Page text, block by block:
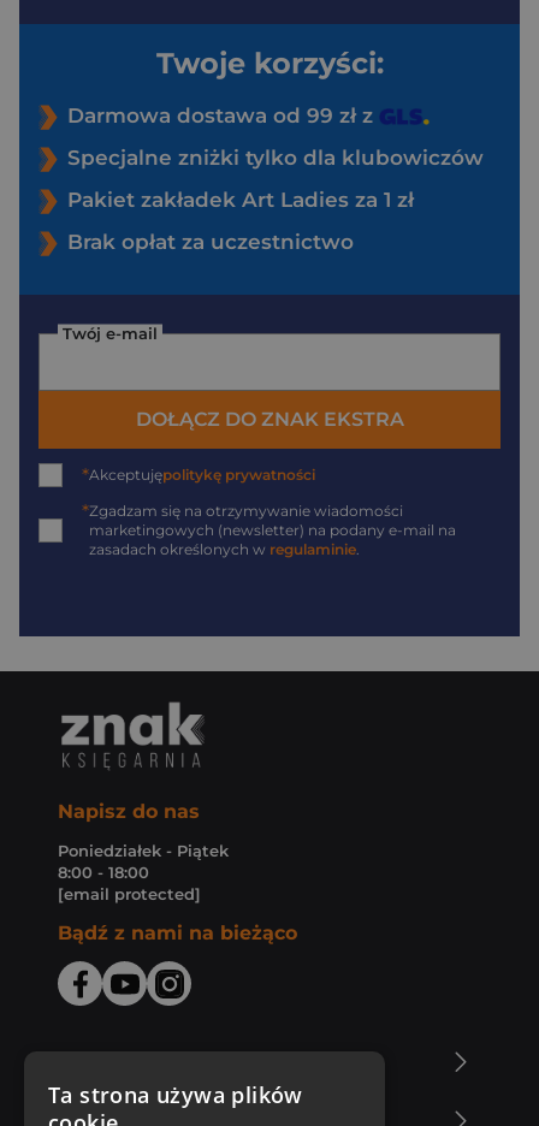
Twoje korzyści:
Darmowa dostawa od 99 zł z
Specjalne zniżki tylko dla klubowiczów
Pakiet zakładek Art Ladies za 1 zł
Brak opłat za uczestnictwo
Twój e-mail
DOŁĄCZ DO ZNAK EKSTRA
*Akceptujępolitykę prywatności
*Zgadzam się na otrzymywanie wiadomości
marketingowych (newsletter) na podany e-mail na
zasadach określonych w regulaminie.
Napisz do nas
Poniedziałek - Piątek
8:00 - 18:00
[email protected]
Bądź z nami na bieżąco
Ta strona używa plików